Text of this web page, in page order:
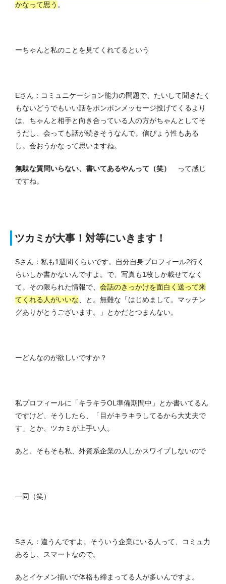
かなって思う 。
ーちゃんと私のことを見てくれてるという
Eさん：コミュニケーション能力の問題で、たいして聞きたく
もないどうでもいい話をポンポンメッセージ投げてくるより
は、ちゃんと相手と向き合っている人の方がちゃんとしてそ
うだし、会っても話が続きそうなんで。信ぴょう性もある
し。会おうかなって思いますね。
無駄な質問いらない、書いてあるやんって（笑）
って感じ
ですね。
ツカミが大事！対等にいきます！
Sさん：私も1週間くらいです。自分自身プロフィール2行く
らいしか書かないんですよ。で、写真も1枚しか載せてなく
て。その限られた情報で、 会話のきっかけを面白く送って来
てくれる人がいいな 、と。無難な「はじめまして。マッチン
グありがとうございます。」とかだとつまんない。
ーどんなのが欲しいですか？
私プロフィールに「キラキラOL準備期間中」とか書いてるん
ですけど、そうしたら、「目がキラキラしてるから大丈夫で
す」とか、ツカミが上手い人。
あと、そもそも私、外資系企業の人しかスワイプしないので
一同（笑）
Sさん：違うんですよ。そういう企業にいる人って、コミュ力
あるし、スマートなので。
あとイケメン揃いで体格も締まってる人が多いんですよ。